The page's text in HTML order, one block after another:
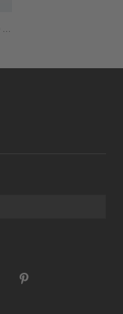
POSTER CENSORED BREASTS